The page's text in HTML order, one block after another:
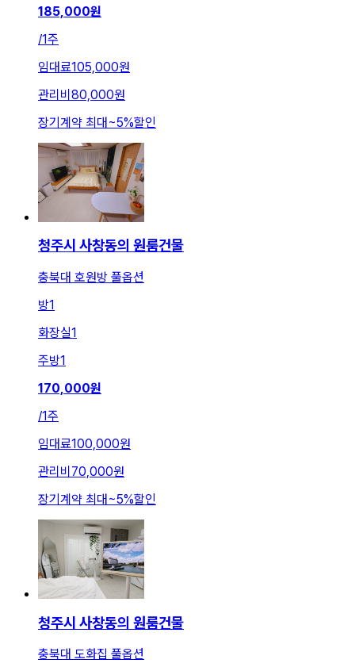
185,000원
/1주
임대료105,000원
관리비 80,000원
장기계약 최대~5%할인
청주시 사창동의 원룸건물
충북대 호원방 풀옵션
방1
화장실1
주방1
170,000원
/1주
임대료100,000원
관리비 70,000원
장기계약 최대~5%할인
청주시 사창동의 원룸건물
충북대 도화집 풀옵션